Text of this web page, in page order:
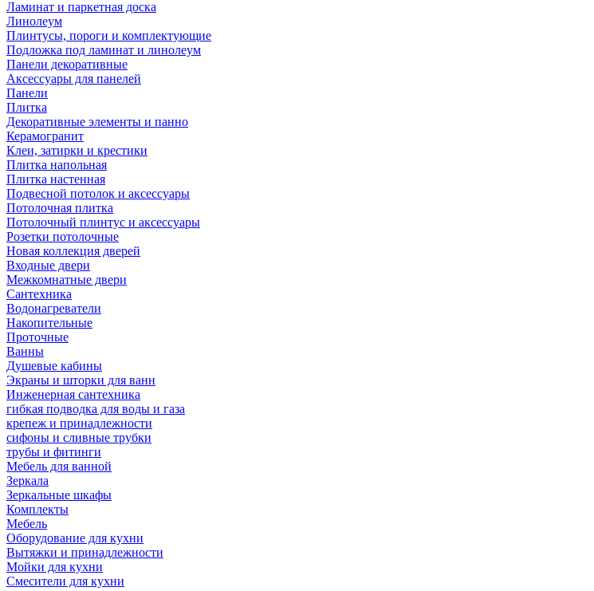
Ламинат и паркетная доска
Линолеум
Плинтусы, пороги и комплектующие
Подложка под ламинат и линолеум
Панели декоративные
Аксессуары для панелей
Панели
Плитка
Декоративные элементы и панно
Керамогранит
Клеи, затирки и крестики
Плитка напольная
Плитка настенная
Подвесной потолок и аксессуары
Потолочная плитка
Потолочный плинтус и аксессуары
Розетки потолочные
Новая коллекция дверей
Входные двери
Межкомнатные двери
Сантехника
Водонагреватели
Накопительные
Проточные
Ванны
Душевые кабины
Экраны и шторки для ванн
Инженерная сантехника
гибкая подводка для воды и газа
крепеж и принадлежности
сифоны и сливные трубки
трубы и фитинги
Мебель для ванной
Зеркала
Зеркальные шкафы
Комплекты
Мебель
Оборудование для кухни
Вытяжки и принадлежности
Мойки для кухни
Смесители для кухни